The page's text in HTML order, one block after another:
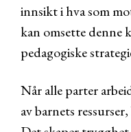
innsikt i hva som
kan omsette denne
pedagogiske
Når alle parter
av barnets